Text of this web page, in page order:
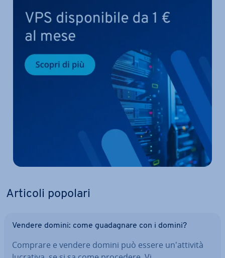
Articoli popolari
Vendere domini: come gua­da­gna­re con i domini?
Comprare e vendere domini può essere un'at­ti­vi­tà